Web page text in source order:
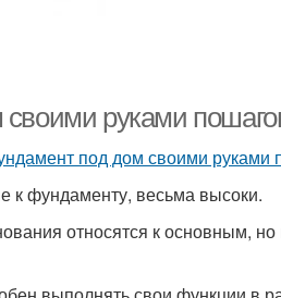
руками
к фундаменту, весьма высоки.
относятся к основным,